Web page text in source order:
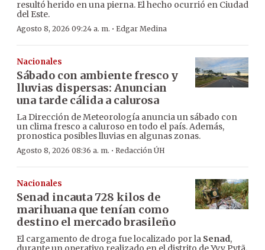
resultó herido en una pierna. El hecho ocurrió en Ciudad
del Este.
Agosto 8, 2026 09:24 a. m. · Edgar Medina
Nacionales
Sábado con ambiente fresco y
lluvias dispersas: Anuncian
una tarde cálida a calurosa
La Dirección de Meteorología anuncia un sábado con
un clima fresco a caluroso en todo el país. Además,
pronostica posibles lluvias en algunas zonas.
Agosto 8, 2026 08:36 a. m. · Redacción ÚH
Nacionales
Senad incauta 728 kilos de
marihuana que tenían como
destino el mercado brasileño
El cargamento de droga fue localizado por la Senad,